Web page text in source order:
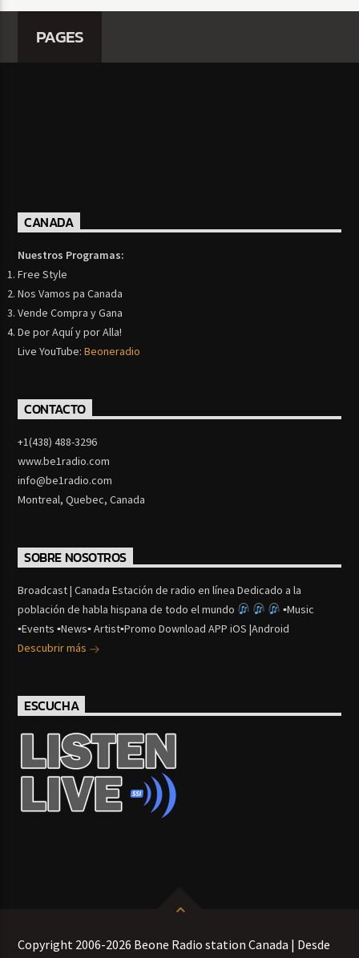
PAGES
CANADA
Nuestros Programas:
Free Style
Nos Vamos pa Canada
Vende Compra y Gana
De por Aquí y por Alla!
Live YouTube:Beoneradio
CONTACTO
+1(438) 488-3296
www.be1radio.com
info@be1radio.com
Montreal, Quebec, Canada
SOBRE NOSOTROS
Broadcast | Canada Estación de radio en línea Dedicado a la
población de habla hispana de todo el mundo
▪Music
▪Events ▪News▪ Artist▪Promo Download APP iOS |Android
Descubrir más
ESCUCHA
Copyright 2006-2026 Beone Radio station Canada | Desde